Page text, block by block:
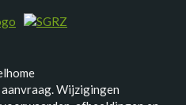
Wijzigingen